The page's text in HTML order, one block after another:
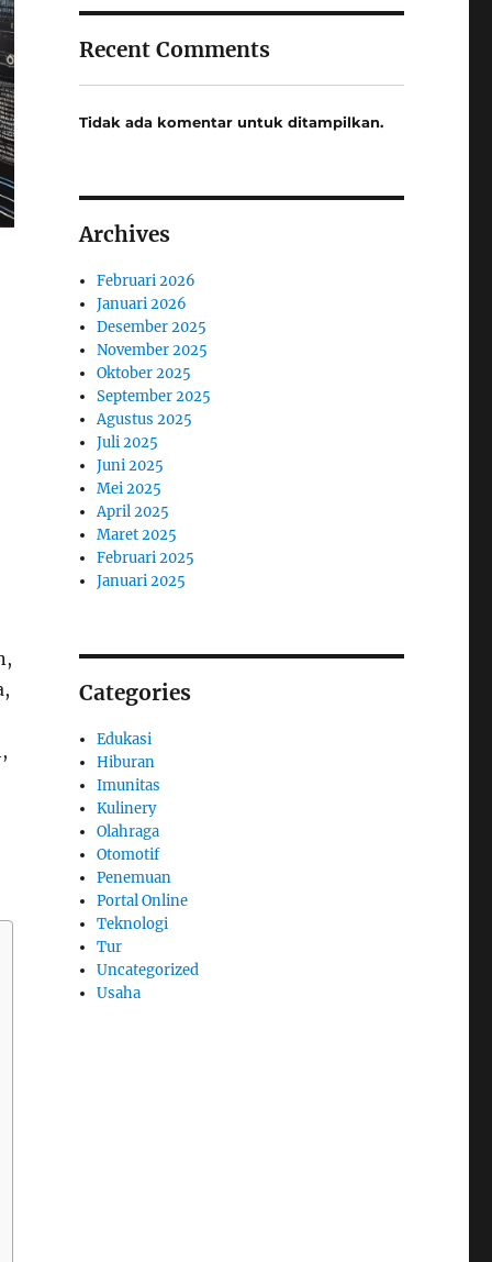
Recent Comments
Tidak ada komentar untuk ditampilkan.
Archives
Februari 2026
Januari 2026
Desember 2025
November 2025
Oktober 2025
September 2025
Agustus 2025
Juli 2025
Juni 2025
Mei 2025
April 2025
Maret 2025
Februari 2025
Januari 2025
Categories
Edukasi
Hiburan
Imunitas
Kulinery
Olahraga
Otomotif
Penemuan
Portal Online
Teknologi
Tur
Uncategorized
Usaha